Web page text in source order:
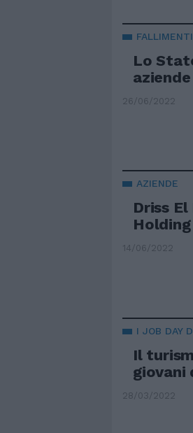
FALLIMENTI
Lo
26/06/2022
AZIENDE
Driss
14/06/2022
I JOB DAY
Il
giovani
28/03/2022